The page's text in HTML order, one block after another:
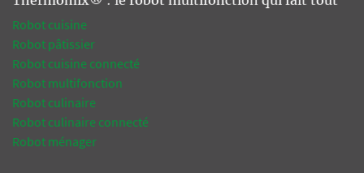
Robot cuisine
Robot pâtissier
Robot cuisine connecté
Robot multifonction
Robot culinaire
Robot culinaire connecté
Robot ménager